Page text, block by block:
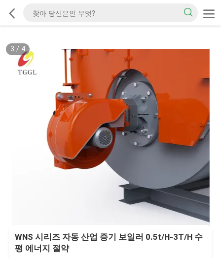
3 / 4
WNS 시리즈 자동 산업 증기 보일러 0.5t/H-3T/H 수
평 에너지 절약